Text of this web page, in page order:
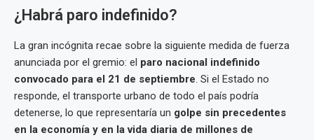
¿Habrá paro indefinido?
La gran incógnita recae sobre la siguiente medida de fuerza
anunciada por el gremio: el paro nacional indefinido
convocado para el 21 de septiembre. Si el Estado no
responde, el transporte urbano de todo el país podría
detenerse, lo que representaría un golpe sin precedentes
en la economía y en la vida diaria de millones de